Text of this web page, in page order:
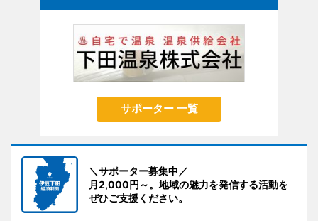
サポーター 一覧
＼サポーター募集中／
月2,000円～。地域の魅力を発信する活動を
ぜひご支援ください。